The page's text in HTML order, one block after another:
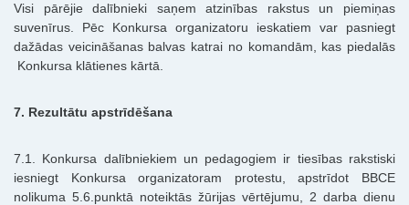
Visi pārējie dalībnieki saņem atzinības rakstus un piemiņas
suvenīrus. Pēc Konkursa organizatoru ieskatiem var pasniegt
dažādas veicināšanas balvas katrai no komandām, kas piedalās
Konkursa klātienes kārtā.
7. Rezultātu apstrīdēšana
7.1. Konkursa dalībniekiem un pedagogiem ir tiesības rakstiski
iesniegt Konkursa organizatoram protestu, apstrīdot BBCE
nolikuma 5.6.punktā noteiktās žūrijas vērtējumu, 2 darba dienu